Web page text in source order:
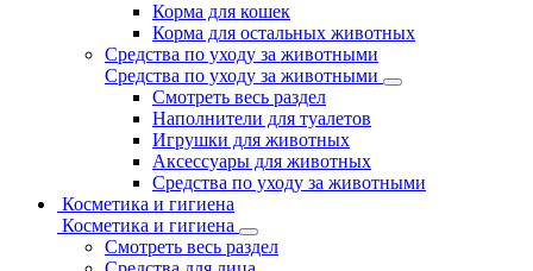
Корма для кошек
Корма для остальных животных
Средства по уходу за животными
Средства по уходу за животными
Смотреть весь раздел
Наполнители для туалетов
Игрушки для животных
Аксессуары для животных
Средства по уходу за животными
Косметика и гигиена
Косметика и гигиена
Смотреть весь раздел